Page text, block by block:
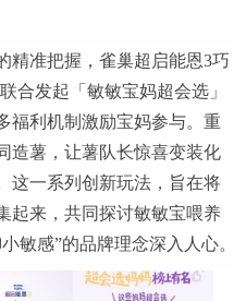
精准把握，雀巢超启能恩3巧
合发起「敏敏宝妈超会选」
福利机制激励宝妈参与。重
造薯，让薯队长惊喜变装化
这一系列创新玩法，旨在将
起来，共同探讨敏敏宝喂养
敏感”的品牌理念深入人心。